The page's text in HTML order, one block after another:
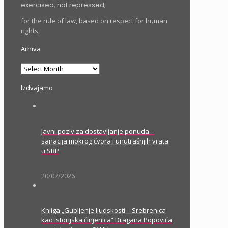
exercised, not repressed,
for the rule of law, based on respect for human
rights,
Arhiva
Arhiva
Izdvajamo
Javni poziv za dostavljanje ponuda –
sanacija mokrog čvora i unutrašnjih vrata
u SBP
20/07/2026
Knjiga „Gubljenje ljudskosti – Srebrenica
kao istorijska činjenica“ Dragana Popovića